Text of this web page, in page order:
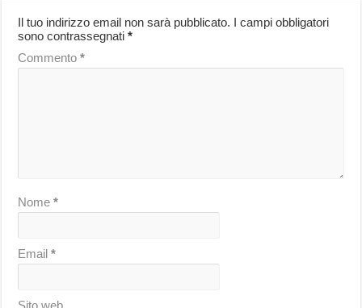
Il tuo indirizzo email non sarà pubblicato. I campi obbligatori
sono contrassegnati*
Commento*
Nome*
Email*